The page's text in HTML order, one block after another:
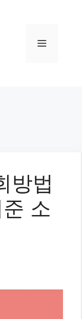
메
방법
소